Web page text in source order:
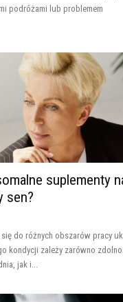
podróżami lub problemem
suplementy
sen?
do różnych obszarów pracy
kondycji zależy zarówno
jak i...